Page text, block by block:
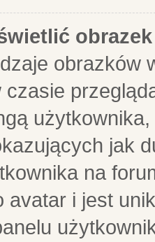
obrazków
jak
na
avatar i jest